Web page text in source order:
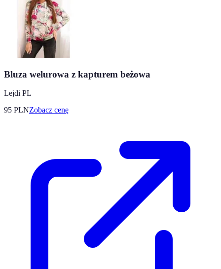
Bluza welurowa z kapturem beżowa
Lejdi PL
95 PLNZobacz cenę